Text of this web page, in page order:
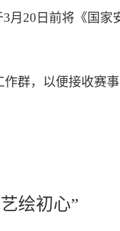
3月20日前将《国家
群，以便接收赛事
绘初心”